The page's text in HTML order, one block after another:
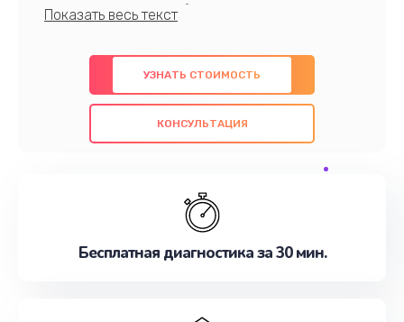
профессионалов с обширными знаниями и
предлагаем быстрый и качественный ремонт с
использованием оригинальных компонентов, а
также гарантируем качество всех
проведенных работ. Наша цель - предоставить
обслуживание, удовлетворяя их потребности
наилучшим образом. Не медлите записаться на
УЗНАТЬ СТОИМОСТЬ
КОНСУЛЬТАЦИЯ
Бесплатная диагностика за 30 мин.